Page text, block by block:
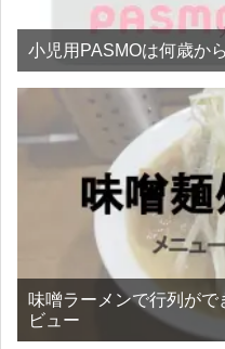
小児用PASMOは何歳か
味噌ラーメンで行列が
ビュー